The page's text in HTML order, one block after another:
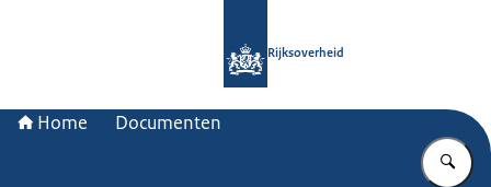
Rijksoverheid
Home Documenten